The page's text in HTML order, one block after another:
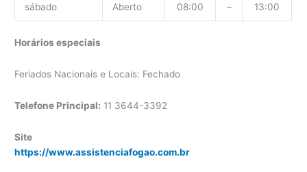
sábado Aberto 08:00 – 13:00
Horários especiais
Feriados Nacionais e Locais: Fechado
Telefone Principal: 11 3644-3392
Site
https://www.assistenciafogao.com.br